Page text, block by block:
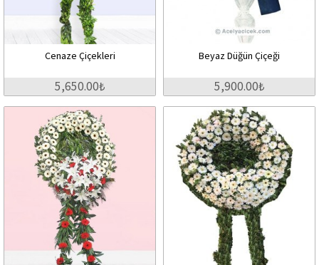
Cenaze Çiçekleri
5,650.00₺
Beyaz Düğün Çiçeği
5,900.00₺